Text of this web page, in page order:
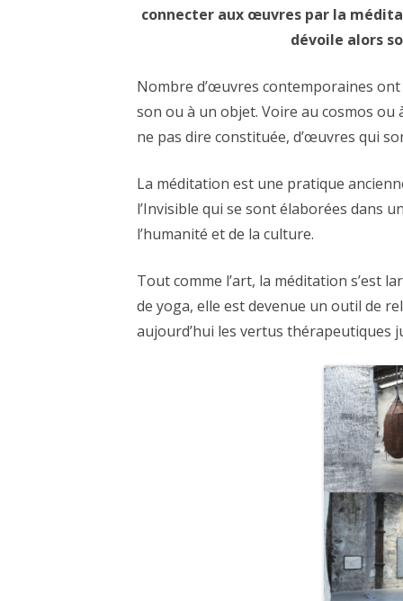
connecter aux œuvres par la
dévoile alors
Nombre d’œuvres contemporaines
son ou à un objet. Voire au cosmos ou
ne pas dire constituée, d’œuvres qui
La méditation est une pratique
l’Invisible qui se sont élaborées dans
l’humanité et de la culture.
Tout comme l’art, la méditation s’est
de yoga, elle est devenue un outil de
aujourd’hui les vertus thérapeutiques